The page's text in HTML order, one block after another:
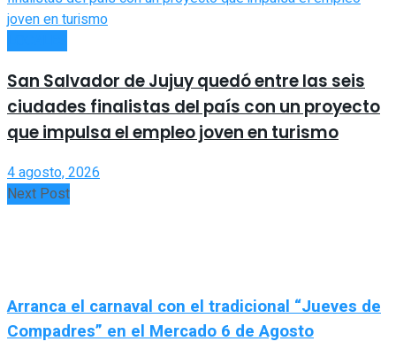
San Salvador de Jujuy quedó entre las seis
ciudades finalistas del país con un proyecto
que impulsa el empleo joven en turismo
4 agosto, 2026
Next Post
Arranca el carnaval con el tradicional “Jueves de
Compadres” en el Mercado 6 de Agosto